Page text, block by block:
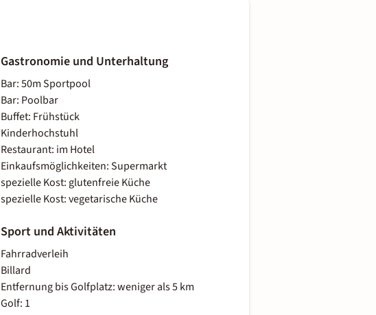
Gastronomie und Unterhaltung
Bar: 50m Sportpool
Bar: Poolbar
Buffet: Frühstück
Kinderhochstuhl
Restaurant: im Hotel
Einkaufsmöglichkeiten: Supermarkt
spezielle Kost: glutenfreie Küche
spezielle Kost: vegetarische Küche
Sport und Aktivitäten
Fahrradverleih
Billard
Entfernung bis Golfplatz: weniger als 5 km
Golf: 1